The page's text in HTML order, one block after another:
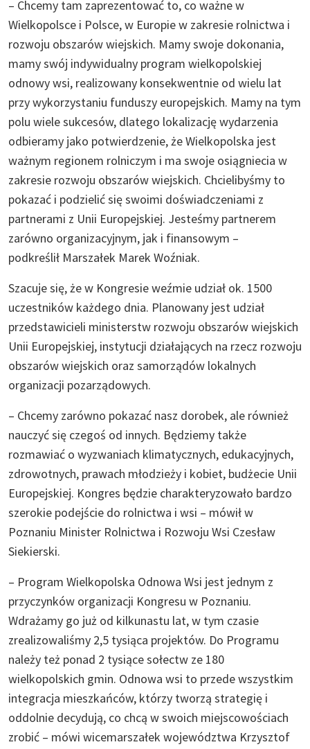
– Chcemy tam zaprezentować to, co ważne w
Wielkopolsce i Polsce, w Europie w zakresie rolnictwa i
rozwoju obszarów wiejskich. Mamy swoje dokonania,
mamy swój indywidualny program wielkopolskiej
odnowy wsi, realizowany konsekwentnie od wielu lat
przy wykorzystaniu funduszy europejskich. Mamy na tym
polu wiele sukcesów, dlatego lokalizację wydarzenia
odbieramy jako potwierdzenie, że Wielkopolska jest
ważnym regionem rolniczym i ma swoje osiągniecia w
zakresie rozwoju obszarów wiejskich. Chcielibyśmy to
pokazać i podzielić się swoimi doświadczeniami z
partnerami z Unii Europejskiej. Jesteśmy partnerem
zarówno organizacyjnym, jak i finansowym –
podkreślił Marszałek Marek Woźniak.
Szacuje się, że w Kongresie weźmie udział ok. 1500
uczestników każdego dnia. Planowany jest udział
przedstawicieli ministerstw rozwoju obszarów wiejskich
Unii Europejskiej, instytucji działających na rzecz rozwoju
obszarów wiejskich oraz samorządów lokalnych
organizacji pozarządowych.
– Chcemy zarówno pokazać nasz dorobek, ale również
nauczyć się czegoś od innych. Będziemy także
rozmawiać o wyzwaniach klimatycznych, edukacyjnych,
zdrowotnych, prawach młodzieży i kobiet, budżecie Unii
Europejskiej. Kongres będzie charakteryzowało bardzo
szerokie podejście do rolnictwa i wsi – mówił w
Poznaniu Minister Rolnictwa i Rozwoju Wsi Czesław
Siekierski.
– Program Wielkopolska Odnowa Wsi jest jednym z
przyczynków organizacji Kongresu w Poznaniu.
Wdrażamy go już od kilkunastu lat, w tym czasie
zrealizowaliśmy 2,5 tysiąca projektów. Do Programu
należy też ponad 2 tysiące sołectw ze 180
wielkopolskich gmin. Odnowa wsi to przede wszystkim
integracja mieszkańców, którzy tworzą strategię i
oddolnie decydują, co chcą w swoich miejscowościach
zrobić – mówi wicemarszałek województwa Krzysztof